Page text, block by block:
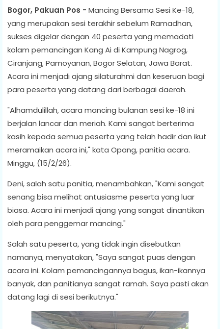
Bogor, Pakuan Pos - Mancing Bersama Sesi Ke-18,
yang merupakan sesi terakhir sebelum Ramadhan,
sukses digelar dengan 40 peserta yang memadati
kolam pemancingan Kang Ai di Kampung Nagrog,
Ciranjang, Pamoyanan, Bogor Selatan, Jawa Barat.
Acara ini menjadi ajang silaturahmi dan keseruan bagi
para peserta yang datang dari berbagai daerah.
"Alhamdulillah, acara mancing bulanan sesi ke-18 ini
berjalan lancar dan meriah. Kami sangat berterima
kasih kepada semua peserta yang telah hadir dan ikut
meramaikan acara ini," kata Opang, panitia acara.
Minggu, (15/2/26).
Deni, salah satu panitia, menambahkan, "Kami sangat
senang bisa melihat antusiasme peserta yang luar
biasa. Acara ini menjadi ajang yang sangat dinantikan
oleh para penggemar mancing."
Salah satu peserta, yang tidak ingin disebutkan
namanya, menyatakan, "Saya sangat puas dengan
acara ini. Kolam pemancingannya bagus, ikan-ikannya
banyak, dan panitianya sangat ramah. Saya pasti akan
datang lagi di sesi berikutnya."